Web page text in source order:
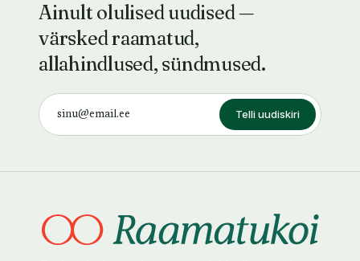
Ainult olulised uudised —
värsked raamatud,
allahindlused, sündmused.
Telli uudiskiri